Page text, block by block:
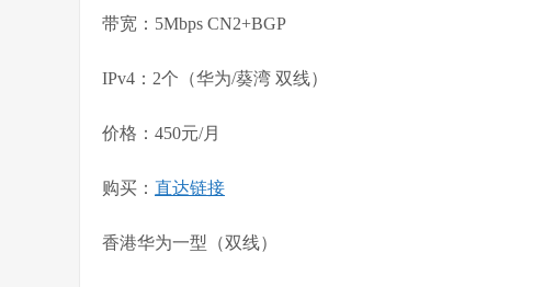
带宽：5Mbps CN2+BGP
IPv4：2个（华为/葵湾 双线）
价格：450元/月
购买： 直达链接
香港华为一型（双线）